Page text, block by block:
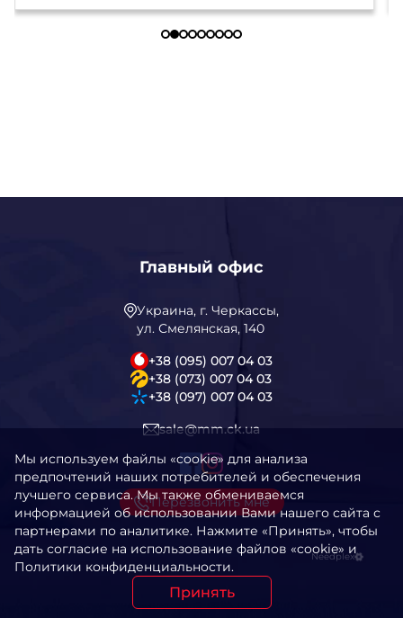
Главный офис
Украина, г. Черкассы,
ул. Смелянская, 140
+38 (095) 007 04 03
+38 (073) 007 04 03
+38 (097) 007 04 03
sale@mm.ck.ua
Перезвонить мне
Needplex
Мы используем файлы «cookie» для анализа
предпочтений наших потребителей и обеспечения
лучшего сервиса. Мы также обмениваемся
информацией об использовании Вами нашего сайта с
партнерами по аналитике. Нажмите «Принять», чтобы
дать согласие на использование файлов «cookie» и
Политики конфиденциальности.
Принять